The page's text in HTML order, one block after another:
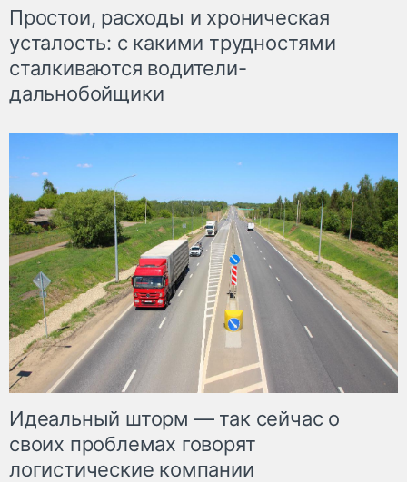
Простои, расходы и хроническая
усталость: с какими трудностями
сталкиваются водители-
дальнобойщики
Идеальный шторм — так сейчас о
своих проблемах говорят
логистические компании